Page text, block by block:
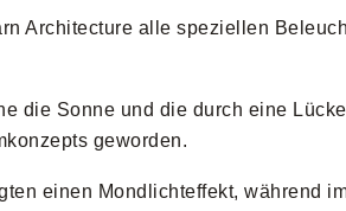
Architecture alle speziellen
die Sonne und die durch eine
geworden.
einen Mondlichteffekt, während